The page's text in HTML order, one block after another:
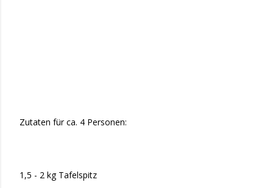
Zutaten für ca. 4 Personen:
1,5 - 2 kg Tafelspitz